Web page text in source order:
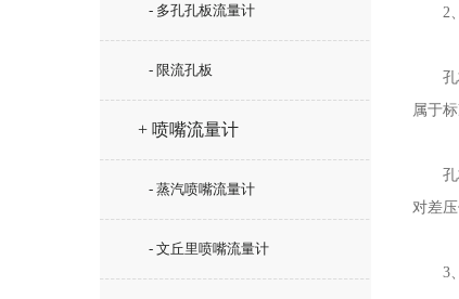
- 多孔孔板流量计
- 限流孔板
+ 喷嘴流量计
- 蒸汽喷嘴流量计
- 文丘里喷嘴流量计
2、
孔板
属于
孔板
对差
3、